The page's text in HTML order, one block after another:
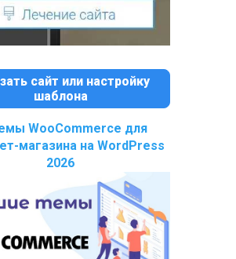
сайт или настройку
шаблона
WooCommerce для
магазина на WordPress
2026